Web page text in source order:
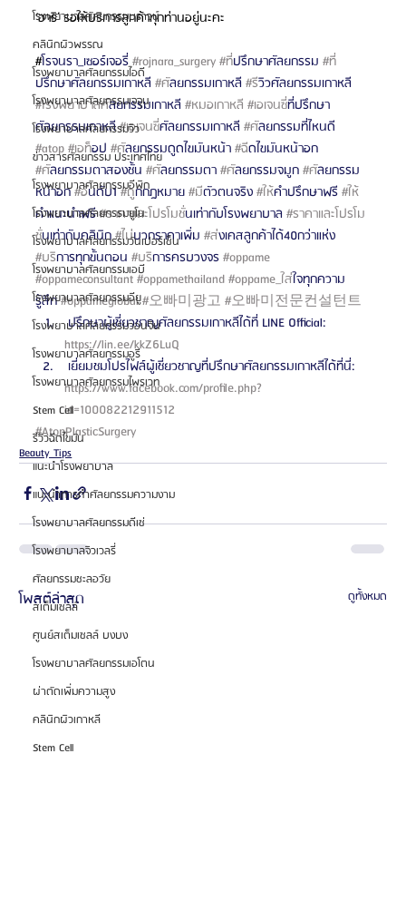
โรงพยาบาลศัลยกรรมบราวน์
คลินิกผิวพรรณ
โรงพยาบาลศัลยกรรมไอดี
โรงพยาบาลศัลยกรรมเจจุน
โรงพยาบาลศัลยกรรมวิว
ข่าวสารศัลยกรรม ประเทศไทย
โรงพยาบาลศัลยกรรมอีพิก
โรงพยาบาลศัลยกรรมยูโน
โรงพยาบาลศัลยกรรมวันเปอร์เซ็น
โรงพยาบาลศัลยกรรมเอบี
โรงพยาบาลศัลยกรรมอียู
โรงพยาบาลศัลยกรรมวอนจิน
โรงพยาบาลศัลยกรรมอูรี
โรงพยาบาลศัลยกรรมไพรเวท
Stem Cell
รีวิวฉีดไขมัน
แนะนำโรงพยาบาล
แนะนำการทำศัลยกรรมความงาม
โรงพยาบาลศัลยกรรมดีเซ่
โรงพยาบาลจิวเวลรี่
ศัลยกรรมชะลอวัย
สเต็มเซลล์
ศูนย์สเต็มเซลล์ บงบง
โรงพยาบาลศัลยกรรมเอโตน
ผ่าตัดเพิ่มความสูง
คลินิกผิวเกาหลี
Stem Cell
‘ฮาริ’ รอให้บริการลูกค้าทุกท่านอยู่นะคะ
#โรจนรา_เซอร์เจอรี่ #rojnara_surgery#ที่ปรึกษาศัลยกรรม #ท
ปรึกษาศัลยกรรมเกาหลี #ศัลยกรรมเกาหลี #รีวิวศัลยกรรมเกาหลี
#โรงพยาบาลศัลยกรรมเกาหลี #หมอเกาหล ี #เอเจนซี่ที่ปรึกษา
ศัลยกรรมเกาหลี #เอเจนซี่ศัลยกรรมเกาหลี #ศัลยกรรมที่ไหนดี
#atop#เอท็อป #ศัลยกรรมดูดไขมันหน้า #ฉีดไขมันหน้าอก
#ศัลยกรรมตาสองชั้น #ศัลยกรรมตา #ศัลยกรรมจมูก #ศัลยกรรม
หน้าอก #อันดับ1 #ถูกกฎหมาย #มีตัวตนจริง #ให้คำปรึกษาฟรี #ให
คำแนะนำฟรี #ราคาและโปรโมชั่นเท่ากับโรงพยาบาล #ราคาและโปรโม
ชั่นเท่ากับคลินิก #ไม่บวกราคาเพิ่ม #ส่งเคสลูกค้าได้40กว่าแห่ง
#บริการทุกขั้นตอน #บริการครบวงจร #oppame
#oppameconsultant#oppamethailand#oppame_ใส่ใจทุกความ
รู้สึก #oppameglobal#오빠미광고 #오빠미전문컨설턴트
ปรึกษาผู้เชี่ยวชาญศัลยกรรมเกาหลีได้ที่ LINE Official:
https://lin.ee/kkZ6LuQ
เยี่ยมชมโปรไฟล์ผู้เชี่ยวชาญที่ปรึกษาศัลยกรรมเกาหลีได้ที่นี่:
https://www.facebook.com/profile.php?
id=100082212911512
#AtopPlasticSurgery
Beauty Tips
โพสต์ล่าสุด ดูทั้งหมด